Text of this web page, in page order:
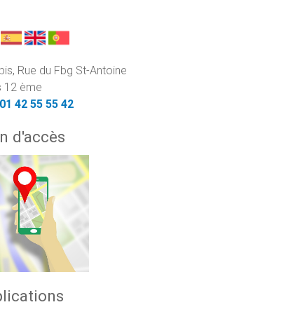
Rue du Fbg St-Antoine
12 ème
01 42 55 55 42
d'accès